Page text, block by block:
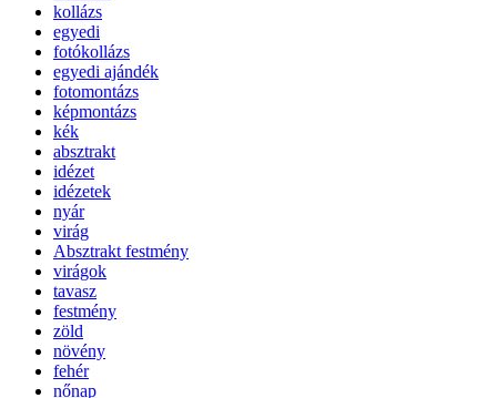
kollázs
egyedi
fotókollázs
egyedi ajándék
fotomontázs
képmontázs
kék
absztrakt
idézet
idézetek
nyár
virág
Absztrakt festmény
virágok
tavasz
festmény
zöld
növény
fehér
nőnap